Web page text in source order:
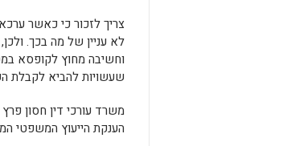
צריך לזכור כי כאשר
לא עניין של מה בכך.
וחשיבה מחוץ לקופסא
שעשויות להביא לקבלת
משרד עורכי דין חסון
הענקת הייעוץ המשפטי